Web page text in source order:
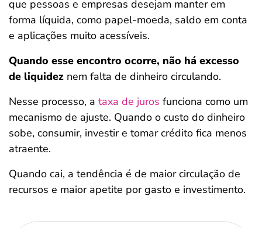
que pessoas e empresas desejam manter em
forma líquida, como papel-moeda, saldo em conta
e aplicações muito acessíveis.
Quando esse encontro ocorre, não há excesso
de liquidez nem falta de dinheiro circulando.
Nesse processo, a taxa de juros funciona como um
mecanismo de ajuste. Quando o custo do dinheiro
sobe, consumir, investir e tomar crédito fica menos
atraente.
Quando cai, a tendência é de maior circulação de
recursos e maior apetite por gasto e investimento.